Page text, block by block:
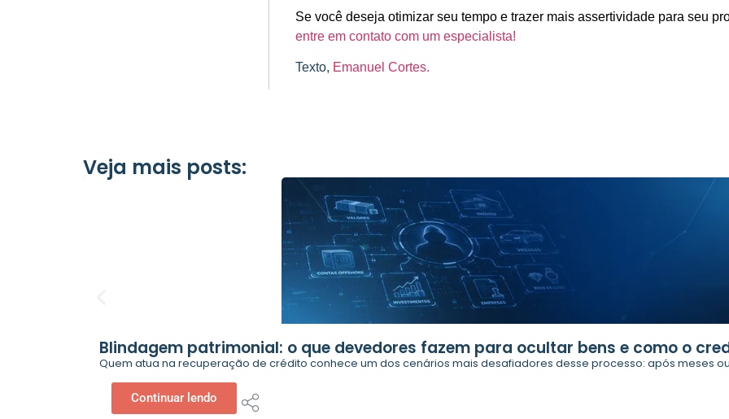
Se você deseja otimizar seu tempo e trazer mais assertividade para seu
entre em contato com um especialista!
Texto, Emanuel Cortes.
Veja mais posts:
Blindagem patrimonial: o que devedores fazem para ocultar bens e como o
Quem atua na recuperação de crédito conhece um dos cenários mais desafiadores desse processo: após meses
Continuar lendo